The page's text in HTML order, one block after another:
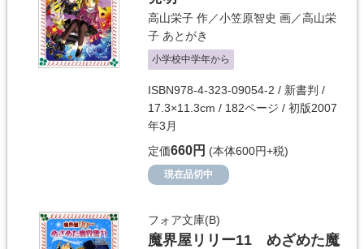
高山栄子 作／小笠原智史 画／高山栄
子 あとがき
小学校中学年から
ISBN978-4-323-09054-2 / 新書判 /
17.3×11.3cm / 182ページ / 初版2007
年3月
定価660円 (本体600円+税)
現在品切中
フォア文庫(B)
魔界屋リリー11 めざめた魔